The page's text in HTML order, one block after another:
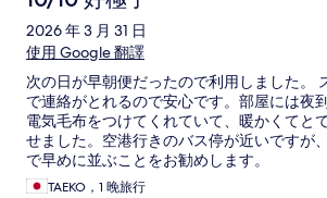
2026 年 3 月 31 日
使用 Google 翻譯
次の日が早朝便だったので利用しました。
で連絡がとれるので安心です。部屋には夜
電気毛布をつけてくれていて、暖かくてと
せました。空港行きのバス停が近いですが
で早めに並ぶことをお勧めします。
TAEKO，1 晚旅行